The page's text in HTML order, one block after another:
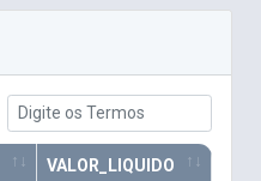
VALOR_LIQUIDO